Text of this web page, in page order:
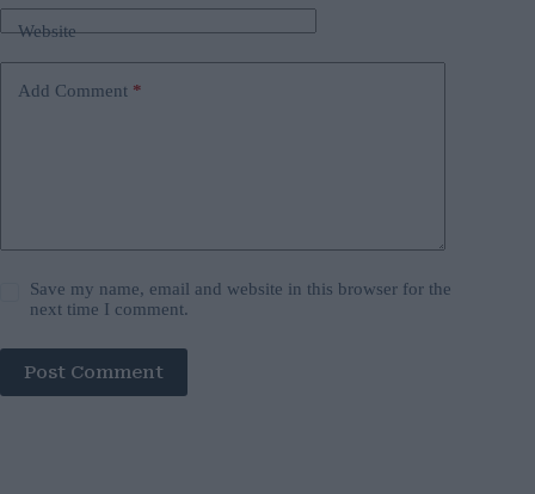
Website
Add Comment *
Save my name, email and website in this browser for the
next time I comment.
Post Comment